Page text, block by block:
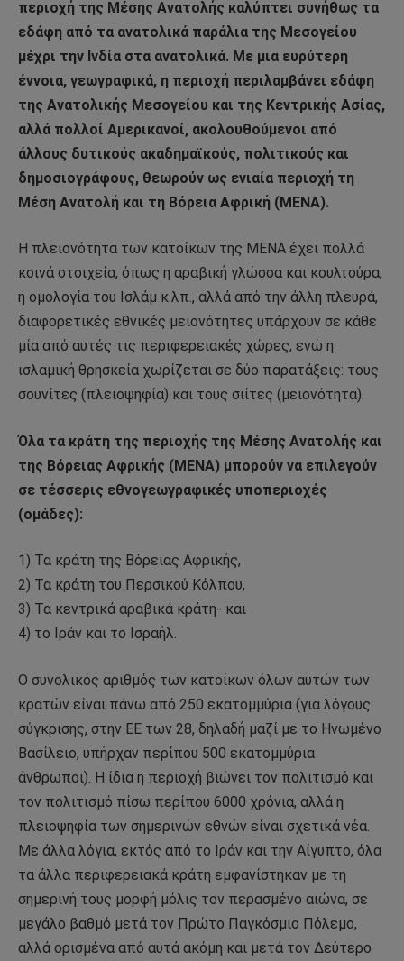
περιοχή της Μέσης Ανατολής καλύπτει συνήθως τα
εδάφη από τα ανατολικά παράλια της Μεσογείου
μέχρι την Ινδία στα ανατολικά. Με μια ευρύτερη
έννοια, γεωγραφικά, η περιοχή περιλαμβάνει εδάφη
της Ανατολικής Μεσογείου και της Κεντρικής Ασίας,
αλλά πολλοί Αμερικανοί, ακολουθούμενοι από
άλλους δυτικούς ακαδημαϊκούς, πολιτικούς και
δημοσιογράφους, θεωρούν ως ενιαία περιοχή τη
Μέση Ανατολή και τη Βόρεια Αφρική (MENA).
Η πλειονότητα των κατοίκων της MENA έχει πολλά
κοινά στοιχεία, όπως η αραβική γλώσσα και κουλτούρα,
η ομολογία του Ισλάμ κ.λπ., αλλά από την άλλη πλευρά,
διαφορετικές εθνικές μειονότητες υπάρχουν σε κάθε
μία από αυτές τις περιφερειακές χώρες, ενώ η
ισλαμική θρησκεία χωρίζεται σε δύο παρατάξεις: τους
σουνίτες (πλειοψηφία) και τους σιίτες (μειονότητα).
Όλα τα κράτη της περιοχής της Μέσης Ανατολής και
της Βόρειας Αφρικής (MENA) μπορούν να επιλεγούν
σε τέσσερις εθνογεωγραφικές υποπεριοχές
(ομάδες):
1) Τα κράτη της Βόρειας Αφρικής,
2) Τα κράτη του Περσικού Κόλπου,
3) Τα κεντρικά αραβικά κράτη- και
4) το Ιράν και το Ισραήλ.
Ο συνολικός αριθμός των κατοίκων όλων αυτών των
κρατών είναι πάνω από 250 εκατομμύρια (για λόγους
σύγκρισης, στην ΕΕ των 28, δηλαδή μαζί με το Ηνωμένο
Βασίλειο, υπήρχαν περίπου 500 εκατομμύρια
άνθρωποι). Η ίδια η περιοχή βιώνει τον πολιτισμό και
τον πολιτισμό πίσω περίπου 6000 χρόνια, αλλά η
πλειοψηφία των σημερινών εθνών είναι σχετικά νέα.
Με άλλα λόγια, εκτός από το Ιράν και την Αίγυπτο, όλα
τα άλλα περιφερειακά κράτη εμφανίστηκαν με τη
σημερινή τους μορφή μόλις τον περασμένο αιώνα, σε
μεγάλο βαθμό μετά τον Πρώτο Παγκόσμιο Πόλεμο,
αλλά ορισμένα από αυτά ακόμη και μετά τον Δεύτερο